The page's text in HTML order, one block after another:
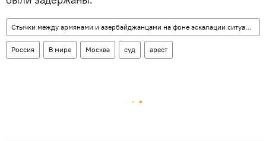
Стычки между армянами и азербайджанцами на фоне эскалации ситуации на границе
Россия В мире Москва суд арест